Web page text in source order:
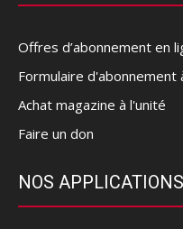
Offres d’abonnement en
Formulaire d'abonnement
Achat magazine à l'unité
Faire un don
NOS APPLICATIONS